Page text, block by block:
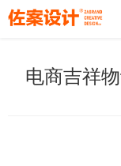
电商吉祥